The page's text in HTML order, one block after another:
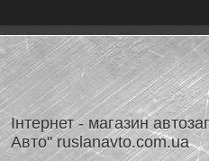
Інтернет - магазин
Авто" ruslanavto.com.ua